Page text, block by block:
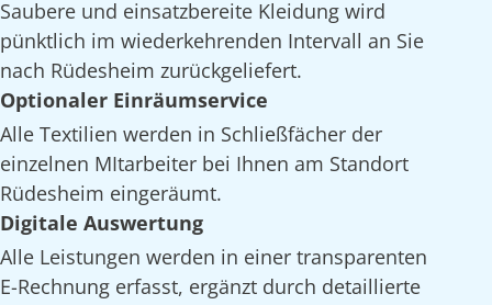
Saubere und einsatzbereite Kleidung wird
pünktlich im wiederkehrenden Intervall an Sie
nach Rüdesheim zurückgeliefert.
Optionaler Einräumservice
Alle Textilien werden in Schließfächer der
einzelnen MItarbeiter bei Ihnen am Standort
Rüdesheim eingeräumt.
Digitale Auswertung
Alle Leistungen werden in einer transparenten
E-Rechnung erfasst, ergänzt durch detaillierte